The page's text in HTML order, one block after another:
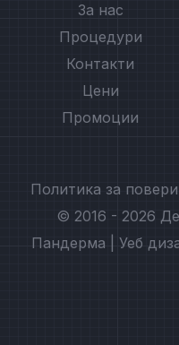
За нас
Процедури
Контакти
Цени
Промоции
Политика за
© 2016 - 2026
Пандерма | Уеб